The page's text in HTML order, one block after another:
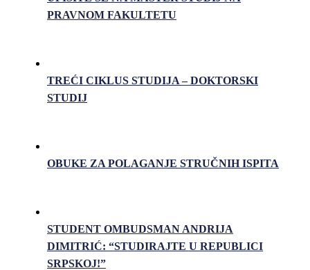
PRAVNOM FAKULTETU
TREĆI CIKLUS STUDIJA – DOKTORSKI
STUDIJ
OBUKE ZA POLAGANJE STRUČNIH ISPITA
STUDENT OMBUDSMAN ANDRIJA
DIMITRIĆ: “STUDIRAJTE U REPUBLICI
SRPSKOJ!”